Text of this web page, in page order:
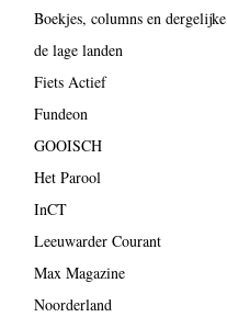
Boekjes, columns en dergelijke
de lage landen
Fiets Actief
Fundeon
GOOISCH
Het Parool
InCT
Leeuwarder Courant
Max Magazine
Noorderland